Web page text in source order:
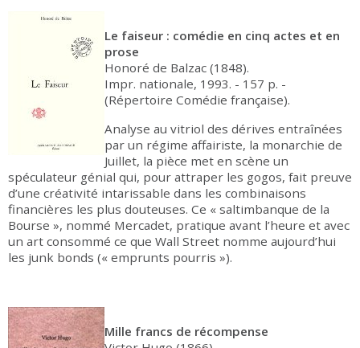
Le faiseur : comédie en cinq actes et en
prose
Honoré de Balzac (1848).
Impr. nationale, 1993. - 157 p. -
(Répertoire Comédie française).
Analyse au vitriol des dérives entraînées
par un régime affairiste, la monarchie de
Juillet, la pièce met en scène un
spéculateur génial qui, pour attraper les gogos, fait preuve
d’une créativité intarissable dans les combinaisons
financières les plus douteuses. Ce « saltimbanque de la
Bourse », nommé Mercadet, pratique avant l’heure et avec
un art consommé ce que Wall Street nomme aujourd’hui
les junk bonds (« emprunts pourris »).
Mille francs de récompense